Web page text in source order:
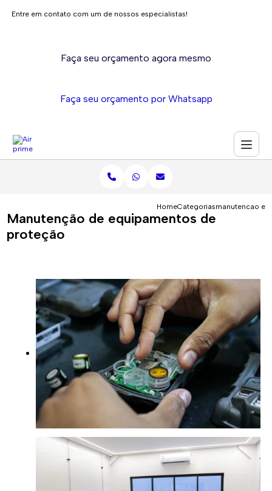
Entre em contato com um de nossos especialistas!
Faça seu orçamento agora mesmo
Faça seu orçamento por Whatsapp
HomeCategoriasmanutencao
Manutenção de equipamentos de
proteção